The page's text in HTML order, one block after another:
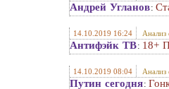
Андрей Угланов:
14.10.2019 16:24 Анализ
Антифэйк ТВ: 18+
14.10.2019 08:04 Анализ
Путин сегодня: